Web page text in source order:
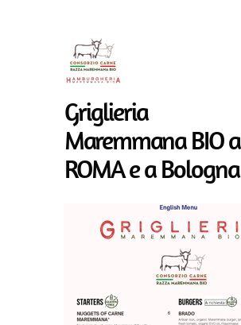
Griglieria
Maremmana BIO a
ROMA e a Bologna